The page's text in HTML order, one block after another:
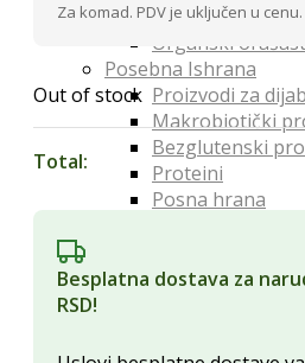
Organske
Organski
Posebna Ishrana
Proizvodi za
Makrobiotički
Bezglutenski
Proteini
Posna hrana
Glina
Lekovite gljive
Za komad. PDV je uključen u cenu.
Out of stock
Total:
Besplatna dostava za
RSD!